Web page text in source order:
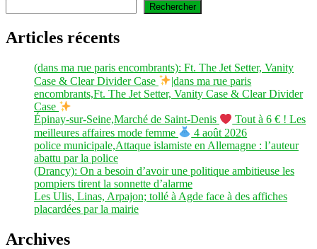
Rechercher
Articles récents
(dans ma rue paris encombrants): Ft. The Jet Setter, Vanity
Case & Clear Divider Case
|dans ma rue paris
encombrants,Ft. The Jet Setter, Vanity Case & Clear Divider
Case
Épinay-sur-Seine,Marché de Saint-Denis
Tout à 6 € ! Les
meilleures affaires mode femme
4 août 2026
police municipale,Attaque islamiste en Allemagne : l’auteur
abattu par la police
(Drancy): On a besoin d’avoir une politique ambitieuse les
pompiers tirent la sonnette d’alarme
Les Ulis, Linas, Arpajon; tollé à Agde face à des affiches
placardées par la mairie
Archives